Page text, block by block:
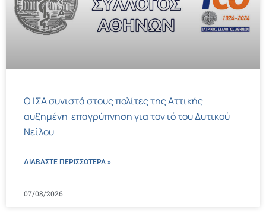
Ο ΙΣΑ συνιστά στους πολίτες της Αττικής
αυξημένη επαγρύπνηση για τον ιό του Δυτικού
Νείλου
ΔΙΑΒΑΣΤΕ ΠΕΡΙΣΣΌΤΕΡΑ »
07/08/2026